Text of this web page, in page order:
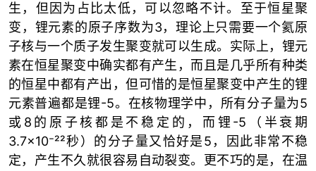
生，但因为占比太低，可以忽略不计。至于恒星聚
变，锂元素的原子序数为3，理论上只需要一个氦原
子核与一个质子发生聚变就可以生成。实际上，锂元
素在恒星聚变中确实都有产生，而且是几乎所有种类
的恒星中都有产出，但可惜的是恒星聚变中产生的锂
元素普遍都是锂-5。在核物理学中，所有分子量为5
或8的原子核都是不稳定的，而锂-5（半衰期
3.7×10⁻²²秒）的分子量又恰好是5，因此非常不稳
定，产生不久就很容易自动裂变。更不巧的是，在温